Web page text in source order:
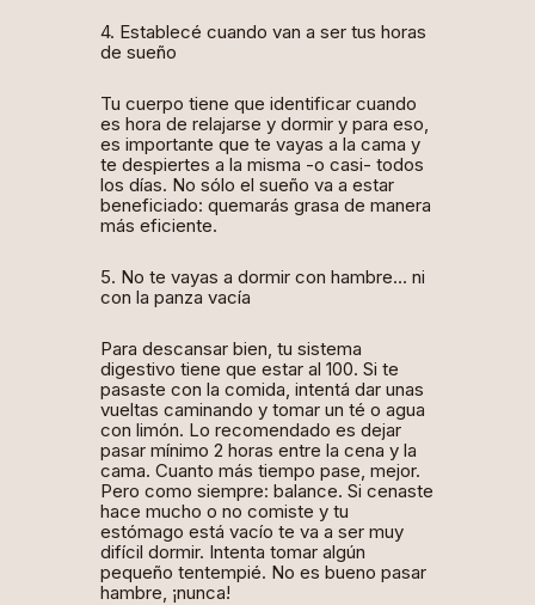
4. Establecé cuando van a ser tus horas
de sueño
Tu cuerpo tiene que identificar cuando
es hora de relajarse y dormir y para eso,
es importante que te vayas a la cama y
te despiertes a la misma -o casi- todos
los días. No sólo el sueño va a estar
beneficiado: quemarás grasa de manera
más eficiente.
5. No te vayas a dormir con hambre… ni
con la panza vacía
Para descansar bien, tu sistema
digestivo tiene que estar al 100. Si te
pasaste con la comida, intentá dar unas
vueltas caminando y tomar un té o agua
con limón. Lo recomendado es dejar
pasar mínimo 2 horas entre la cena y la
cama. Cuanto más tiempo pase, mejor.
Pero como siempre: balance. Si cenaste
hace mucho o no comiste y tu
estómago está vacío te va a ser muy
difícil dormir. Intenta tomar algún
pequeño tentempié. No es bueno pasar
hambre, ¡nunca!